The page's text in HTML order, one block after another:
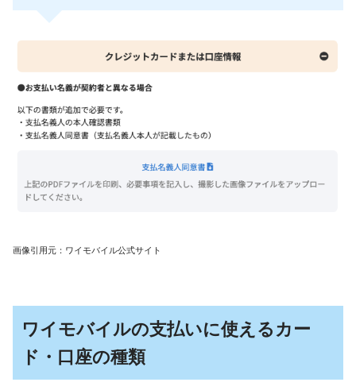
画像引用元：ワイモバイル公式サイト
ワイモバイルの支払いに使えるカー
ド・口座の種類